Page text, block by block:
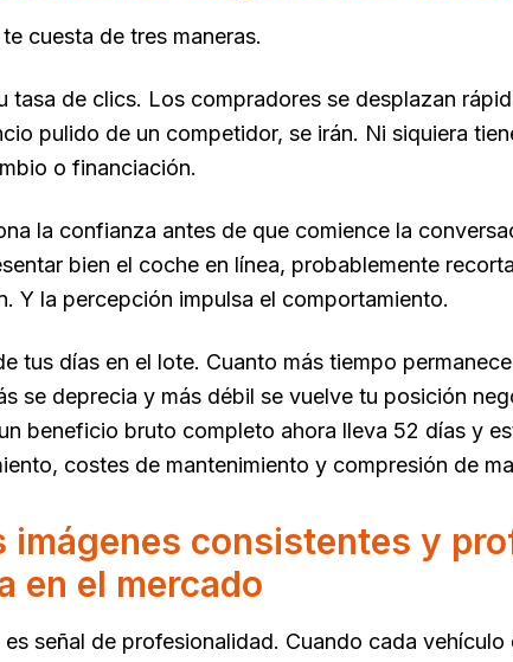
cuesta de tres maneras.
tasa de clics. Los compradores se desplazan
pulido de un competidor, se irán. Ni siquiera
o financiación.
la confianza antes de que comience la
bien el coche en línea, probablemente
Y la percepción impulsa el comportamiento.
tus días en el lote. Cuanto más tiempo
se deprecia y más débil se vuelve tu posición
beneficio bruto completo ahora lleva 52 días y
costes de mantenimiento y compresión de
imágenes consistentes y
en el mercado
señal de profesionalidad. Cuando cada